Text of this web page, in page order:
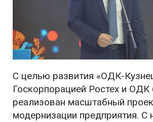
С целью развития «ОДК-
Госкорпорацией Ростех и
реализован масштабный
модернизации предприятия. С